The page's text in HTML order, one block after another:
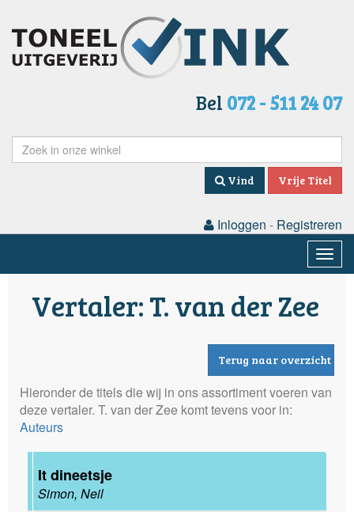
Bel 072 - 511 24 07
Vind Vrije Titel
Inloggen - Registreren
Vertaler: T. van der Zee
Terug naar overzicht
Hieronder de titels die wij in ons assortiment voeren van
deze vertaler. T. van der Zee komt tevens voor in:
Auteurs
It dineetsje
Simon, Neil